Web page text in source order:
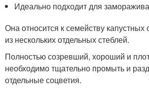
Идеально подходит для
Она относится к семейству
из нескольких отдельных стеблей.
Полностью созревший, хороший и
необходимо тщательно промыть и
отдельные соцветия.